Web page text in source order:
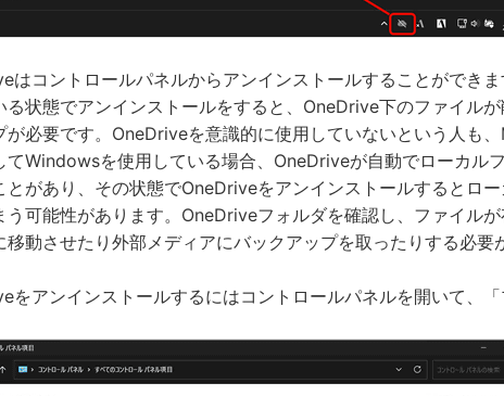
はコントロールパネルからアンインストールすることができ
る状態でアンインストールをすると、OneDrive下のファイル
が必要です。OneDriveを意識的に使用していないという人も
てWindowsを使用している場合、OneDriveが自動でローカル
とがあり、その状態でOneDriveをアンインストールするとロ
う可能性があります。OneDriveフォルダを確認し、ファイル
移動させたり外部メディアにバックアップを取ったりする必要
をアンインストールするにはコントロールパネルを開いて、